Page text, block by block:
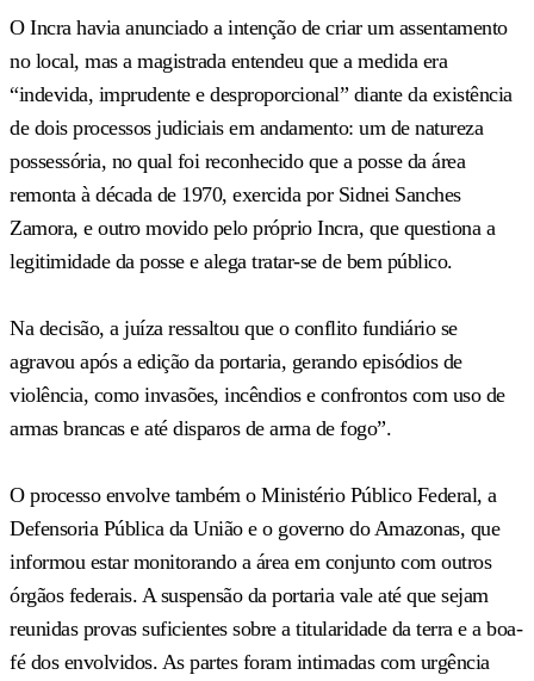
O Incra havia anunciado a intenção de criar um assentamento
no local, mas a magistrada entendeu que a medida era
“indevida, imprudente e desproporcional” diante da existência
de dois processos judiciais em andamento: um de natureza
possessória, no qual foi reconhecido que a posse da área
remonta à década de 1970, exercida por Sidnei Sanches
Zamora, e outro movido pelo próprio Incra, que questiona a
legitimidade da posse e alega tratar-se de bem público.
Na decisão, a juíza ressaltou que o conflito fundiário se
agravou após a edição da portaria, gerando episódios de
violência, como invasões, incêndios e confrontos com uso de
armas brancas e até disparos de arma de fogo”.
O processo envolve também o Ministério Público Federal, a
Defensoria Pública da União e o governo do Amazonas, que
informou estar monitorando a área em conjunto com outros
órgãos federais. A suspensão da portaria vale até que sejam
reunidas provas suficientes sobre a titularidade da terra e a boa-
fé dos envolvidos. As partes foram intimadas com urgência